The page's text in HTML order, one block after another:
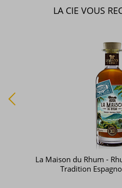
LA CIE VOUS
La Maison du Rhum -
Tradition